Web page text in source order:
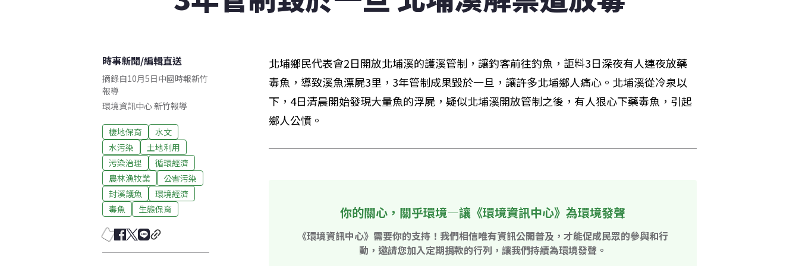
時事新聞/編輯直送
摘錄自10月5日中國時報新竹
報導
環境資訊中心新竹報導
棲地保育
水文
水污染
土地利用
污染治理
循環經濟
農林漁牧業
公害污染
封溪護魚
環境經濟
毒魚
生態保育
北埔鄉民代表會2日開放北埔溪的護溪管制，讓釣客前往釣魚，詎料3日深夜有人連夜放藥
毒魚，導致溪魚漂屍3里，3年管制成果毀於一旦，讓許多北埔鄉人痛心。北埔溪從冷泉以
下，4日清晨開始發現大量魚的浮屍，疑似北埔溪開放管制之後，有人狠心下藥毒魚，引起
鄉人公憤。
你的關心，關乎環境—讓《環境資訊中心》為環境發聲
《環境資訊中心》需要你的支持！我們相信唯有資訊公開普及，才能促成民眾的參與和行
動，邀請您加入定期捐款的行列，讓我們持續為環境發聲。